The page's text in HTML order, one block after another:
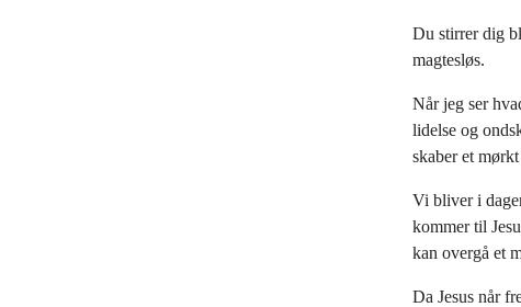
Du stirrer dig
magtesløs.
Når jeg ser
lidelse og
skaber et
Vi bliver i
kommer til
kan overgå et
Da Jesus når